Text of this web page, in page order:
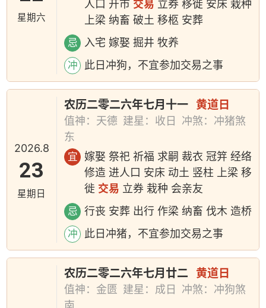
星期六
人口 开市 交易 立券 移徙 安床 栽种
上梁 纳畜 破土 移柩 安葬
忌 入宅 嫁娶 掘井 牧养
冲 此日冲狗，不宜参加交易之事
2026.8
23
星期日
农历二零二六年七月十一 黄道日
值神：天德 建星：收日
冲煞：冲猪煞
东
宜
嫁娶 祭祀 祈福 求嗣 裁衣 冠笄 经络
修造 进人口 安床 动土 竖柱 上梁 移
徙 交易 立券 栽种 会亲友
忌 行丧 安葬 出行 作梁 纳畜 伐木 造桥
冲 此日冲猪，不宜参加交易之事
农历二零二六年七月廿二 黄道日
值神：金匮 建星：成日
冲煞：冲狗煞
南